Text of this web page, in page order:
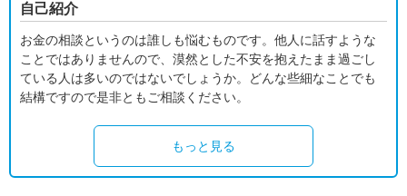
自己紹介
お金の相談というのは誰しも悩むものです。他人に話すような
ことではありませんので、漠然とした不安を抱えたまま過ごし
ている人は多いのではないでしょうか。どんな些細なことでも
結構ですので是非ともご相談ください。
もっと見る